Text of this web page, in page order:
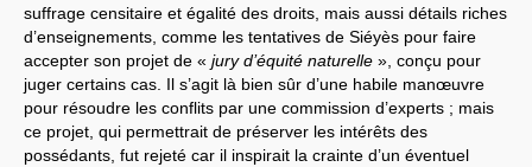
suffrage censitaire et égalité des droits, mais aussi détails riches
d’enseignements, comme les tentatives de Siéyès pour faire
accepter son projet de « jury d’équité naturelle », conçu pour
juger certains cas. Il s’agit là bien sûr d’une habile manœuvre
pour résoudre les conflits par une commission d’experts ; mais
ce projet, qui permettrait de préserver les intérêts des
possédants, fut rejeté car il inspirait la crainte d’un éventuel